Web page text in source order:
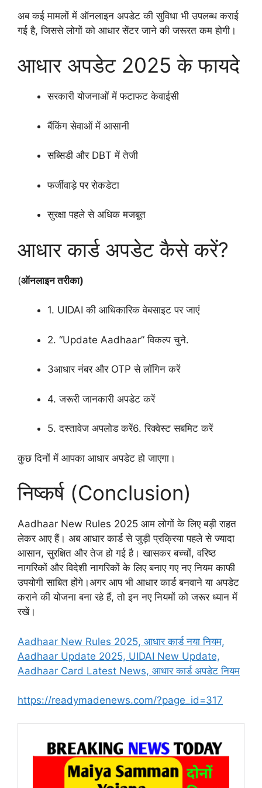
अब कई मामलों में ऑनलाइन अपडेट की सुविधा भी उपलब्ध कराई
गई है, जिससे लोगों को आधार सेंटर जाने की जरूरत कम होगी।
आधार अपडेट 2025 के फायदे
सरकारी योजनाओं में फटाफट केवाईसी
बैंकिंग सेवाओं में आसानी
सब्सिडी और DBT में तेजी
फर्जीवाड़े पर रोकडेटा
सुरक्षा पहले से अधिक मजबूत
आधार कार्ड अपडेट कैसे करें?
(ऑनलाइन तरीका)
1. UIDAI की आधिकारिक वेबसाइट पर जाएं
2. “Update Aadhaar” विकल्प चुने.
3आधार नंबर और OTP से लॉगिन करें
4. जरूरी जानकारी अपडेट करें
5. दस्तावेज अपलोड करें6. रिक्वेस्ट सबमिट करें
कुछ दिनों में आपका आधार अपडेट हो जाएगा।
निष्कर्ष (Conclusion)
Aadhaar New Rules 2025 आम लोगों के लिए बड़ी राहत
लेकर आए हैं। अब आधार कार्ड से जुड़ी प्रक्रिया पहले से ज्यादा
आसान, सुरक्षित और तेज हो गई है। खासकर बच्चों, वरिष्ठ
नागरिकों और विदेशी नागरिकों के लिए बनाए गए नए नियम काफी
उपयोगी साबित होंगे।अगर आप भी आधार कार्ड बनवाने या अपडेट
कराने की योजना बना रहे हैं, तो इन नए नियमों को जरूर ध्यान में
रखें।
Aadhaar New Rules 2025, आधार कार्ड नया नियम,
Aadhaar Update 2025, UIDAI New Update,
Aadhaar Card Latest News, आधार कार्ड अपडेट नियम
https://readymadenews.com/?page_id=317